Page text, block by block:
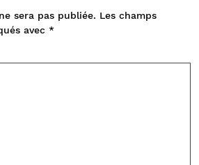
sera pas publiée. Les champs
avec *